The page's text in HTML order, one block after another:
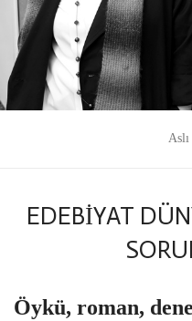
EDEBİYAT
Öykü, roman,